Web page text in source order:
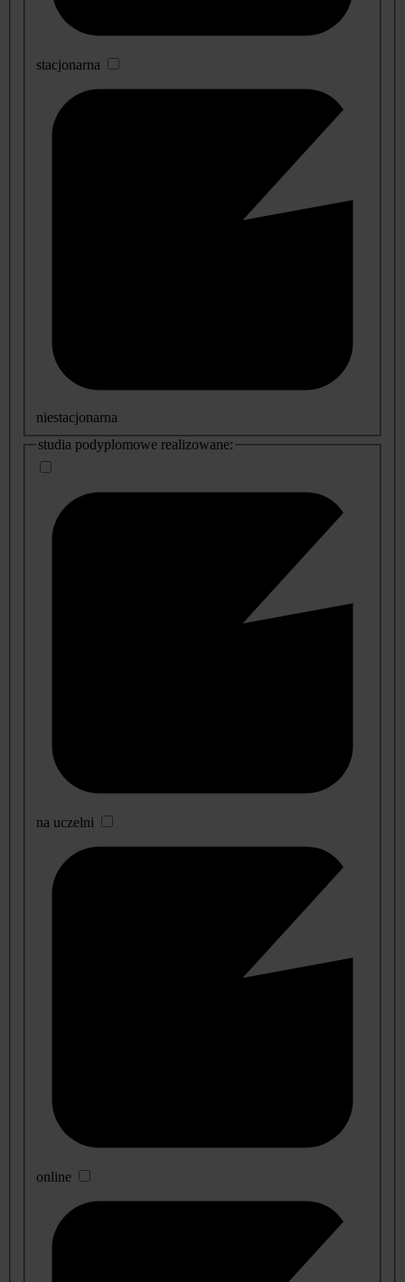
stacjonarna
niestacjonarna
studia podyplomowe realizowane:
na uczelni
online